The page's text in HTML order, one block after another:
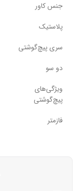
جنس کاور
پلاستیک
سری پیچ‌گوشتی
دو سو
ویژگی‌های
پیچ‌گوشتی
فازمتر